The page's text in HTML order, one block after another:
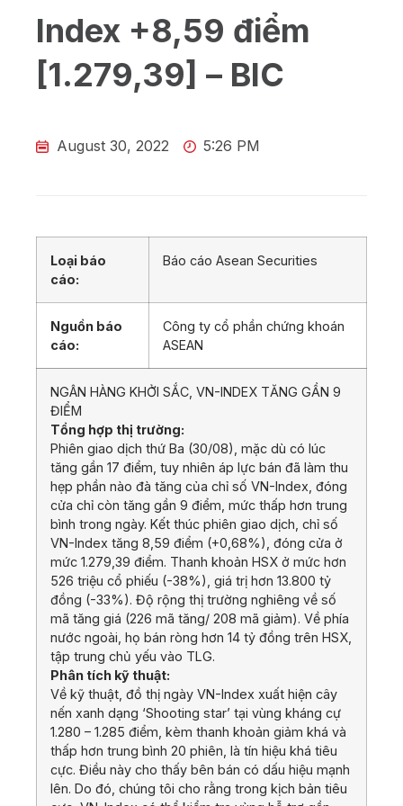
Index +8,59 điểm
[1.279,39] – BIC
August 30, 2022 5:26 PM
Loại báo
cáo:
Báo cáo Asean Securities
Nguồn báo
cáo:
Công ty cổ phần chứng khoán
ASEAN
NGÂN HÀNG KHỞI SẮC, VN-INDEX TĂNG GẦN 9
ĐIỂM
Tổng hợp thị trường:
Phiên giao dịch thứ Ba (30/08), mặc dù có lúc
tăng gần 17 điểm, tuy nhiên áp lực bán đã làm thu
hẹp phần nào đà tăng của chỉ số VN-Index, đóng
cửa chỉ còn tăng gần 9 điểm, mức thấp hơn trung
bình trong ngày. Kết thúc phiên giao dịch, chỉ số
VN-Index tăng 8,59 điểm (+0,68%), đóng cửa ở
mức 1.279,39 điểm. Thanh khoản HSX ở mức hơn
526 triệu cổ phiếu (-38%), giá trị hơn 13.800 tỷ
đồng (-33%). Độ rộng thị trường nghiêng về số
mã tăng giá (226 mã tăng/ 208 mã giảm). Về phía
nước ngoài, họ bán ròng hơn 14 tỷ đồng trên HSX,
tập trung chủ yếu vào TLG.
Phân tích kỹ thuật:
Về kỹ thuật, đồ thị ngày VN-Index xuất hiện cây
nến xanh dạng ‘Shooting star’ tại vùng kháng cự
1.280 – 1.285 điểm, kèm thanh khoản giảm khá và
thấp hơn trung bình 20 phiên, là tín hiệu khá tiêu
cực. Điều này cho thấy bên bán có dấu hiệu mạnh
lên. Do đó, chúng tôi cho rằng trong kịch bản tiêu